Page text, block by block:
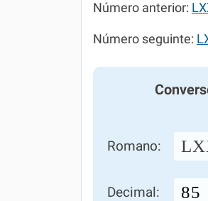
Número anterior:
Número seguinte:
Romano:
Decimal: